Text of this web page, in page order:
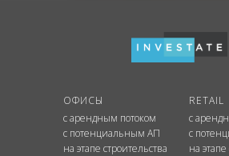
ОФИСЫ
с арендным потоком
с потенциальным АП
на этапе строительства
RETAIL
с
с
на